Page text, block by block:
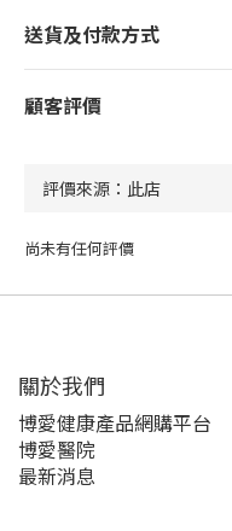
送貨及付款方式
顧客評價
尚未有任何評價
關於我們‎
博愛健康產品網購平台
博愛醫院
最新消息